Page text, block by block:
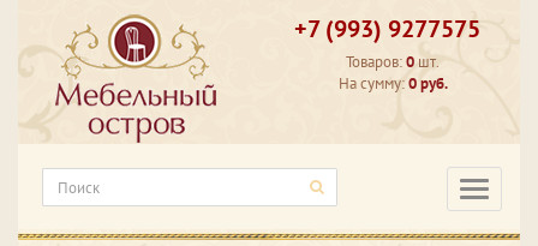
+7 (993) 9277575
Товаров:0 шт.
На сумму:0 руб.